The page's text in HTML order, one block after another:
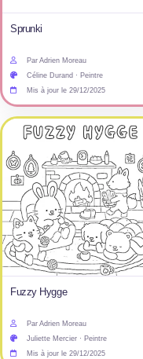
Sprunki
Par Adrien Moreau
Céline Durand · Peintre
Mis à jour le 29/12/2025
Fuzzy Hygge
Par Adrien Moreau
Juliette Mercier · Peintre
Mis à jour le 29/12/2025